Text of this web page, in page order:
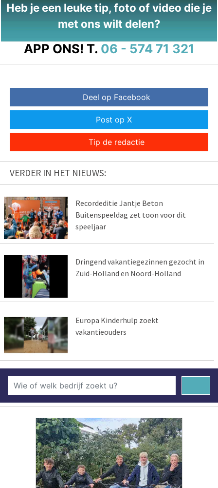
Heb je een leuke tip, foto of video die je
met ons wilt delen?
APP ONS! T. 06 - 574 71 321
Deel op Facebook
Post op X
Tip de redactie
VERDER IN HET NIEUWS:
Recordeditie Jantje Beton
Buitenspeeldag zet toon voor dit
speeljaar
Dringend vakantiegezinnen gezocht in
Zuid-Holland en Noord-Holland
Europa Kinderhulp zoekt
vakantieouders